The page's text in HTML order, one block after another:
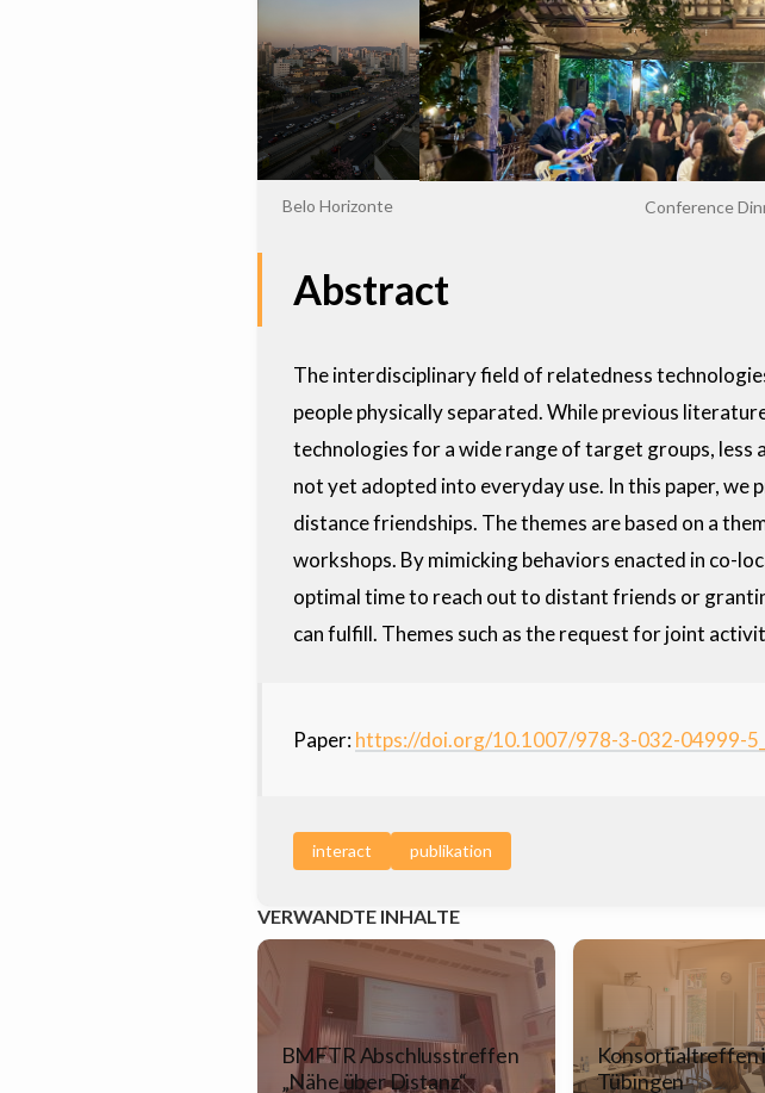
Belo Horizonte Conference
Abstract
The interdisciplinary field of relatedness
people physically separated. While previous
technologies for a wide range of target groups,
not yet adopted into everyday use. In this paper,
distance friendships. The themes are based on a
workshops. By mimicking behaviors enacted in co-
optimal time to reach out to distant friends or
can fulfill. Themes such as the request for joint
Paper:https://doi.org/10.1007/978-3-032-04999-
interact publikation
VERWANDTE INHALTE
BMFTR Abschlusstreffen
„Nähe über Distanz“
Konsortialtreffen
Tübingen